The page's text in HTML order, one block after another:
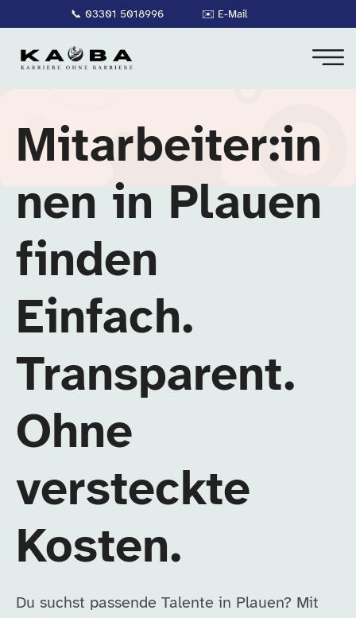
📞 03301 5018996 ✉️ E-Mail
Mitarbeiter:in
nen in Plauen
finden
Einfach.
Transparent.
Ohne
versteckte
Kosten.
Du suchst passende Talente in Plauen? Mit